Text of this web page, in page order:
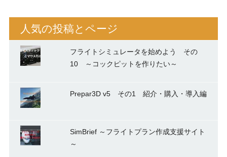
人気の投稿とページ
フライトシミュレータを始めよう その
10 ～コックピットを作りたい～
Prepar3D v5 その1 紹介・購入・導入編
SimBrief ～フライトプラン作成支援サイト
～